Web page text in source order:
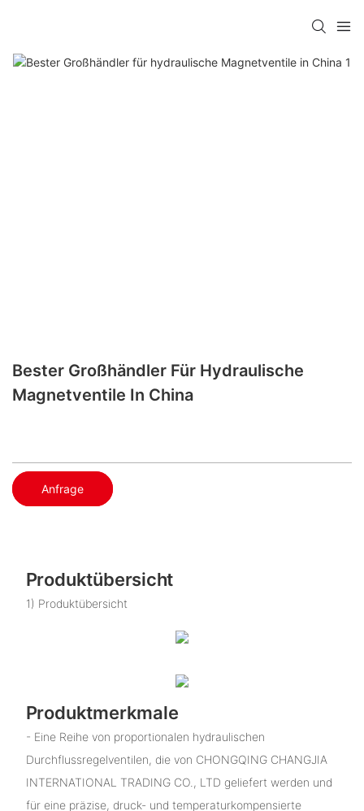
Bester Großhändler Für Hydraulische
Magnetventile In China
Anfrage
Produktübersicht
1) Produktübersicht
Produktmerkmale
- Eine Reihe von proportionalen hydraulischen
Durchflussregelventilen, die von CHONGQING CHANGJIA
INTERNATIONAL TRADING CO., LTD geliefert werden und
für eine präzise, ​​druck- und temperaturkompensierte